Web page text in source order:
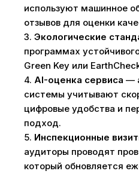
используют машинное
отзывов для оценки
3.Экологические
программах
Green Key или
4. AI-оценка сервиса —
системы учитывают
цифровые удобства и
подход.
5. Инспекционные
аудиторы проводят
который обновляется